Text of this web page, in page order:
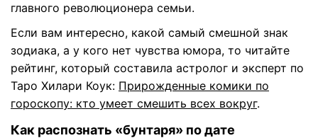
главного революционера семьи.
Если вам интересно, какой самый смешной знак
зодиака, а у кого нет чувства юмора, то читайте
рейтинг, который составила астролог и эксперт по
Таро Хилари Коук: Прирожденные комики по
гороскопу: кто умеет смешить всех вокруг.
Как распознать «бунтаря» по дате